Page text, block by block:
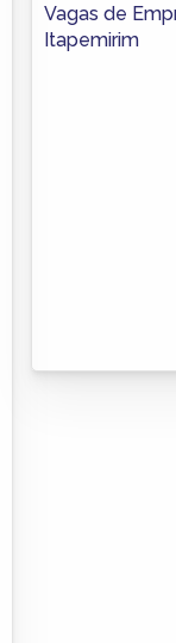
Vagas de
Itapemirim